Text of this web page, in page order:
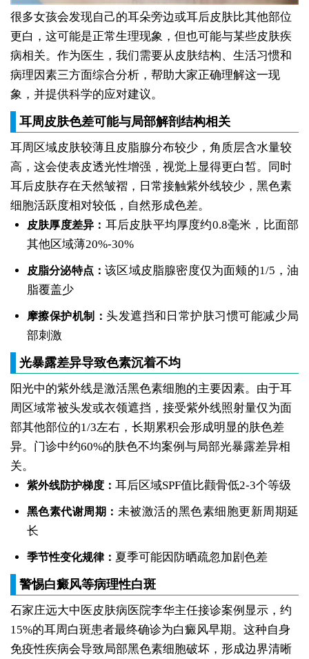
很多女孩会发现自己的耳朵旁边或耳后皮肤比其他部位
更白，这可能是正常生理现象，但也可能与某些皮肤疾
病相关。作为医生，我们需要从皮肤结构、生活习惯和
病理因素三方面综合分析，帮助大家正确理解这一现
象，并提供科学的应对建议。
耳周皮肤色差可能与局部解剖结构相关
耳周区域皮肤较薄且皮脂腺分布较少，角质层含水量较
高，这会使表皮透光性增强，视觉上显得更白皙。同时
耳后皮肤存在天然皱褶，日常接触紫外线较少，黑色素
细胞活跃度相对较低，自然形成色差。
皮肤厚度差异： 耳后皮肤平均厚度约0.8毫米，比面部
其他区域薄20%-30%
皮脂分泌特点：该区域皮脂腺密度仅为面颊的1/5，油
脂覆盖少
摩擦保护机制：头发遮挡和日常护肤习惯可能减少局
部刺激
光暴露差异导致色素沉着不均
阳光中的紫外线是激活黑色素细胞的主要因素。由于耳
周区域常被头发或衣领遮挡，接受紫外线照射量仅为面
部其他部位的1/3左右，长期累积会形成明显的肤色差
异。门诊中约60%的肤色不均案例与局部光暴露差异相
关。
紫外线防护梯度： 耳后区域SPF值比颧骨低2-3个等级
黑色素代谢周期： 未被激活的黑色素细胞更新周期延
长
季节性变化规律： 夏季可能因防晒疏忽加剧色差
警惕白癜风等病理性白斑
石家庄远大中医皮肤病医院李华主任接诊案例显示，约
15%的耳周白斑患者最终确诊为白癜风早期。这种自身
免疫性疾病会导致局部黑色素细胞破坏，形成边界清晰